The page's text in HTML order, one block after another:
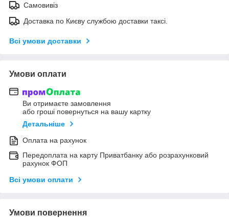
Самовивіз
Доставка по Києву службою доставки таксі.
Всі умови доставки
Умови оплати
Ви отримаєте замовлення
або гроші повернуться на вашу картку
Детальніше
Оплата на рахунок
Передоплата на карту Приватбанку або розрахунковий
рахунок ФОП
Всі умови оплати
Умови повернення